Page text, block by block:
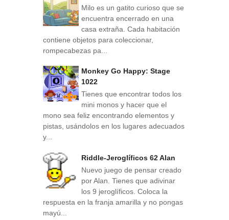
Milo es un gatito curioso que se
encuentra encerrado en una
casa extraña. Cada habitación
contiene objetos para coleccionar,
rompecabezas pa...
Monkey Go Happy: Stage
1022
Tienes que encontrar todos los
mini monos y hacer que el
mono sea feliz encontrando elementos y
pistas, usándolos en los lugares adecuados
y...
Riddle-Jeroglíficos 62 Alan
Nuevo juego de pensar creado
por Alan. Tienes que adivinar
los 9 jeroglíficos. Coloca la
respuesta en la franja amarilla y no pongas
mayú...